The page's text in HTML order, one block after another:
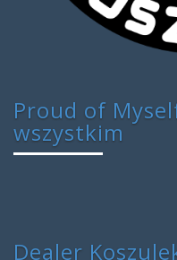
Proud of
wszystkim
Dealer